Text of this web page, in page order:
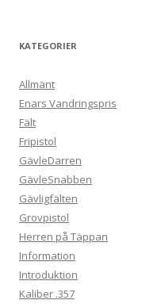
KATEGORIER
Allmänt
Enars Vandringspris
Fält
Fripistol
GävleDarren
GävleSnabben
Gävligfälten
Grovpistol
Herren på Täppan
Information
Introduktion
Kaliber .357